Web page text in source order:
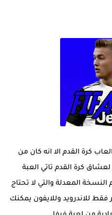
كرة القدم الا انه كان من
كرة القدم تاتي العبة
المعدلة والتي لا تحتاج
فقط للاندرويد وللايفون يمكنك